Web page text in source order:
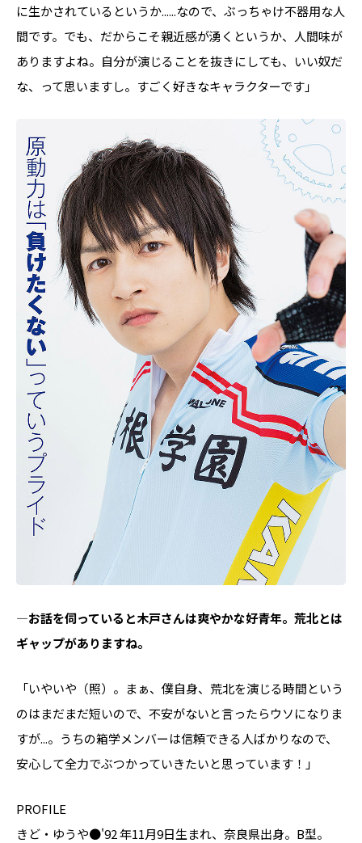
に生かされているというか......なので、ぶっちゃけ不器用な人
間です。でも、だからこそ親近感が湧くというか、人間味が
ありますよね。自分が演じることを抜きにしても、いい奴だ
な、って思いますし。すごく好きなキャラクターです」
―お話を伺っていると木戸さんは爽やかな好青年。荒北とは
ギャップがありますね。
「いやいや（照）。まぁ、僕自身、荒北を演じる時間という
のはまだまだ短いので、不安がないと言ったらウソになりま
すが...。うちの箱学メンバーは信頼できる人ばかりなので、
安心して全力でぶつかっていきたいと思っています！」
PROFILE
きど・ゆうや●'92 年11月9日生まれ、奈良県出身。B型。